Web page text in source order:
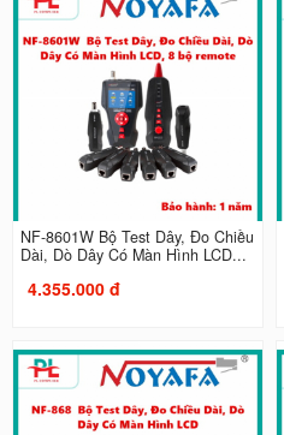
NF-8601W Bộ Test Dây, Đo Chiều
Dài, Dò Dây Có Màn Hình LCD...
4.355.000 đ